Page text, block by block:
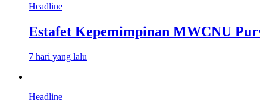
Headline
Estafet Kepemimpinan MWCNU
7 hari yang lalu
Headline